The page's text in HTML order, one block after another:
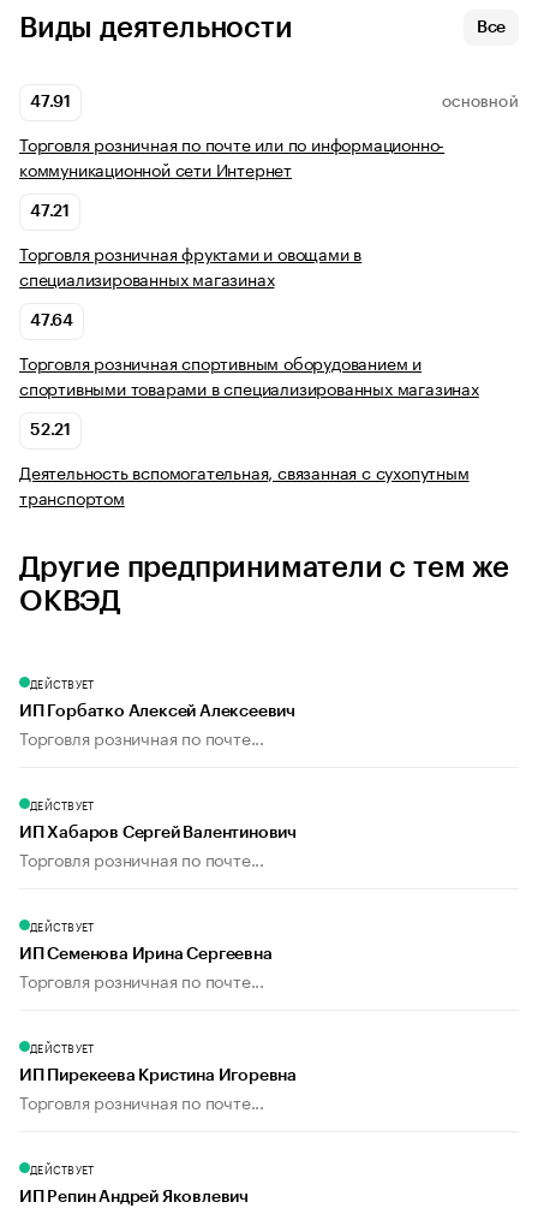
Виды деятельности Все
47.91 ОСНОВНОЙ
Торговля розничная по почте или по информационно-
коммуникационной сети Интернет
47.21
Торговля розничная фруктами и овощами в
специализированных магазинах
47.64
Торговля розничная спортивным оборудованием и
спортивными товарами в специализированных магазинах
52.21
Деятельность вспомогательная, связанная с сухопутным
транспортом
Другие предприниматели с тем же
ОКВЭД
ДЕЙСТВУЕТ
ИП Горбатко Алексей Алексеевич
Торговля розничная по почте...
ДЕЙСТВУЕТ
ИП Хабаров Сергей Валентинович
Торговля розничная по почте...
ДЕЙСТВУЕТ
ИП Семенова Ирина Сергеевна
Торговля розничная по почте...
ДЕЙСТВУЕТ
ИП Пирекеева Кристина Игоревна
Торговля розничная по почте...
ДЕЙСТВУЕТ
ИП Репин Андрей Яковлевич